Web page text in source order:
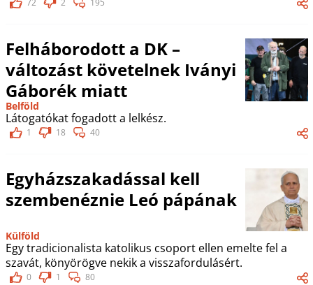
Felháborodott a DK –
változást követelnek Iványi
Gáborék miatt
Belföld
Látogatókat fogadott a lelkész.
1 18 40
Egyházszakadással kell
szembenéznie Leó pápának
Külföld
Egy tradicionalista katolikus csoport ellen emelte fel a
szavát, könyörögve nekik a visszafordulásért.
0 1 80